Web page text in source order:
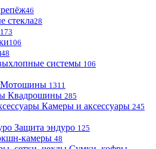
46
стекла28
173
106
48
системы 106
Мотошины 1311
Квадрошины 285
Камеры и аксессуары 245
Защита эндуро 125
камеры 48